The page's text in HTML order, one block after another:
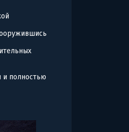
и полностью